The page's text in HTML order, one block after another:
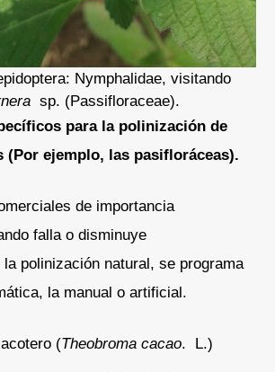
Nymphalidae, visitando
sp. (Passifloraceae).
para la polinización de
(Por ejemplo, las pasifloráceas).
de importancia
falla o disminuye
polinización natural, se programa
la manual o artificial.
(Theobroma cacao. L.)